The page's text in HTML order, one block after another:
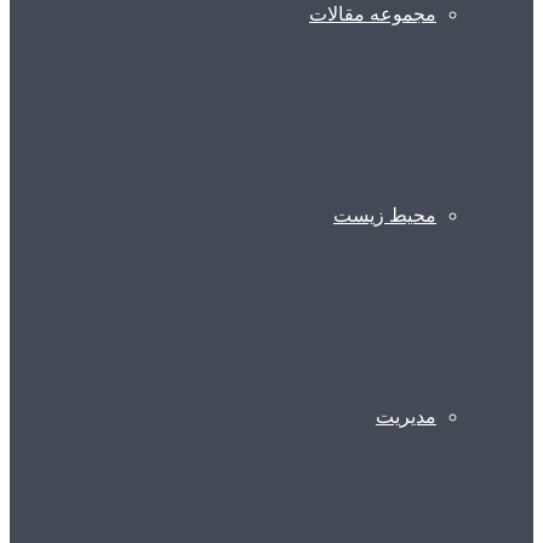
مجموعه مقالات
محیط زیست
مدیریت